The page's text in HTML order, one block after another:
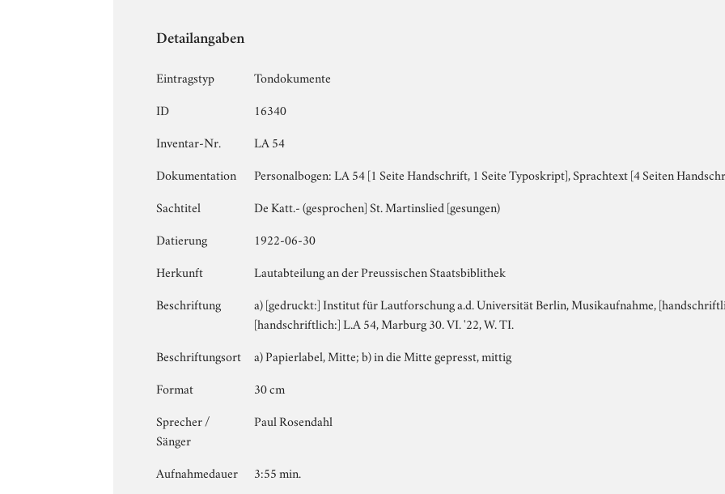
Detailangaben
Eintragstyp
Tondokumente
ID
16340
Inventar-Nr.
LA 54
Dokumentation
Personalbogen: LA 54 [1 Seite Handschrift, 1 Seite Typoskript], Sprachtext [4 Seiten
Sachtitel
De Katt.- (gesprochen] St. Martinslied [gesungen)
Datierung
1922-06-30
Herkunft
Lautabteilung an der Preussischen Staatsbiblithek
Beschriftung
a) [gedruckt:] Institut für Lautforschung a.d. Universität Berlin, Musikaufnahme,
[handschriftlich:] L.A 54, Marburg 30. VI. '22, W. TI.
Beschriftungsort
a) Papierlabel, Mitte; b) in die Mitte gepresst, mittig
Format
30 cm
Sprecher /
Sänger
Paul Rosendahl
Aufnahmedauer
3:55 min.